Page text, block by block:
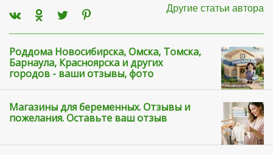
Другие статьи автора
Роддома Новосибирска, Омска, Томска,
Барнаула, Красноярска и других
городов - ваши отзывы, фото
Магазины для беременных. Отзывы и
пожелания. Оставьте ваш отзыв